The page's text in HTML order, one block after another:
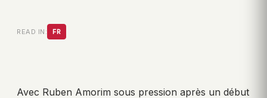
READ IN: FR
Avec Ruben Amorim sous pression après un début